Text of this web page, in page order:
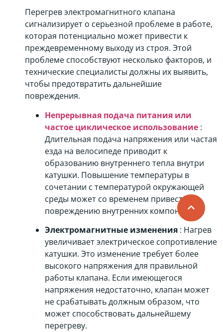
Перегрев электромагнитного клапана
сигнализирует о серьезной проблеме в работе,
которая потенциально может привести к
преждевременному выходу из строя. Этой
проблеме способствуют несколько факторов, и
технические специалисты должны их выявить,
чтобы предотвратить дальнейшие
повреждения.
Непрерывная подача питания или
частое циклическое использование :
Длительная подача напряжения или частая
езда на велосипеде приводит к
образованию внутреннего тепла внутри
катушки. Повышение температуры в
сочетании с температурой окружающей
среды может со временем привести к
повреждению внутренних компонентов.
Электромагнитные изменения : Нагрев
увеличивает электрическое сопротивление
катушки. Это изменение требует более
высокого напряжения для правильной
работы клапана. Если имеющегося
напряжения недостаточно, клапан может
не срабатывать должным образом, что
может способствовать дальнейшему
перегреву.